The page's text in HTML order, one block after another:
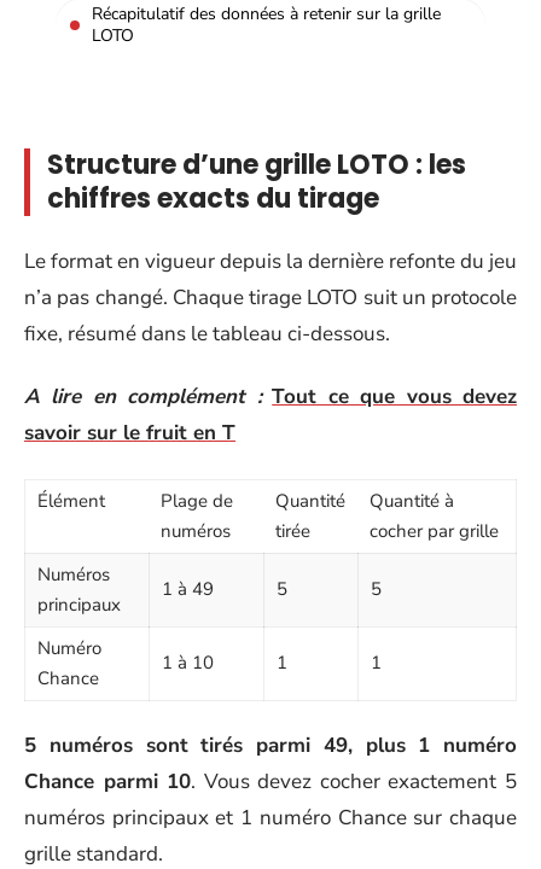
Récapitulatif des données à retenir sur la grille
LOTO
Structure d’une grille LOTO : les
chiffres exacts du tirage
Le format en vigueur depuis la dernière refonte du jeu
n’a pas changé. Chaque tirage LOTO suit un protocole
fixe, résumé dans le tableau ci-dessous.
A lire en complément : Tout ce que vous devez
savoir sur le fruit en T
Élément
Plage de
numéros
Quantité
tirée
Quantité à
cocher par grille
Numéros
principaux
1 à 49 5 5
Numéro
Chance
1 à 10 1 1
5 numéros sont tirés parmi 49, plus 1 numéro
Chance parmi 10. Vous devez cocher exactement 5
numéros principaux et 1 numéro Chance sur chaque
grille standard.